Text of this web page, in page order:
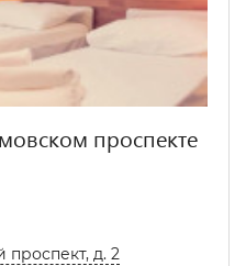
проспекте
проспект, д. 2